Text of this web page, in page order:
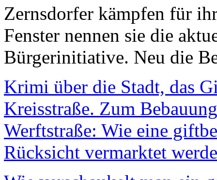
Zernsdorfer kämpfen für
Fenster nennen sie die
Bürgerinitiative. Neu die
Krimi über die Stadt, das
Kreisstraße. Zum
Werftstraße: Wie eine
Rücksicht vermarktet